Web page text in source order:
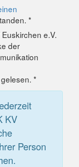
*
e.V.
der
*
KV
Person